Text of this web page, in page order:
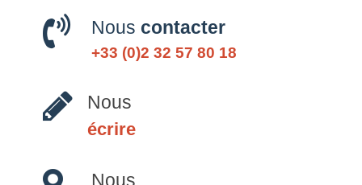
Nous contacter
+33 (0)2 32 57 80 18
Nous
écrire
Nous